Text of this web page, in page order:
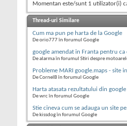
Momentan este/sunt 1 utilizator(i)
Thread-uri Similare
Cum ma pun pe harta de la Google
De orio777 în forumul Google
google amendat in Franta pentru
De alarma în forumul Stiri despre
Probleme MARI google.maps - site
De CornelB în forumul Google
Harta atasata rezultatului din google
De wrc în forumul Google
Stie cineva cum se adauga un site pe
De kissdog în forumul Google